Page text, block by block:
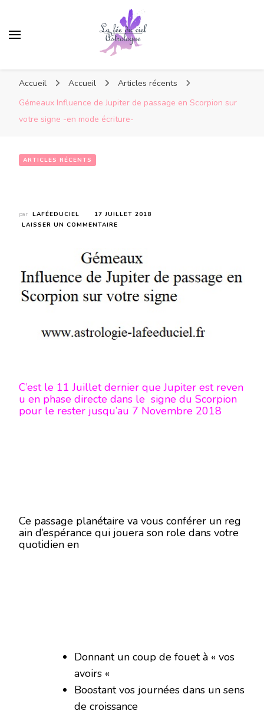
Accueil Accueil
Articles récents
Gémeaux Influence de Jupiter de passage en Scorpion sur
votre signe -en mode écriture-
ARTICLES RÉCENTS
par LAFÉEDUCIEL
17 JUILLET 2018
LAISSER UN COMMENTAIRE
DE
DE
PASSAGE
EN
VOTRE
ÉCRITURE-
C’est le 11 Juillet dernier que Jupiter est reven
u en phase directe dans le signe du Scorpion
pour le rester jusqu’au 7 Novembre 2018
Ce passage planétaire va vous conférer un reg
ain d’espérance qui jouera son role dans votre
quotidien en
Donnant un coup de fouet à « vos
avoirs «
Boostant vos journées dans un sens
de croissance